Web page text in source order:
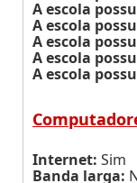
A escola
A escola
A escola
A escola
A escola
Internet: Sim
Banda larga: